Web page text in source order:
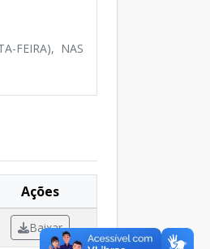
FEIRA), NAS
Ações
Baixar